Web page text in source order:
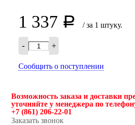
1 337 Р / за 1 штуку.
- +
Сообщить о поступлении
Возможность заказа и доставки
уточняйте у менеджера по
+7 (861) 206-22-01
Заказать звонок